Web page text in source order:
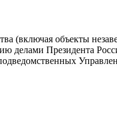
(включая объекты
делами Президента